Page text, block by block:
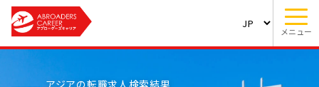
メニュー
アジアの転職求人検索結果